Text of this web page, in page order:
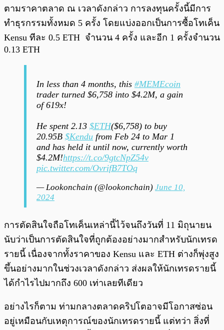
ตามราคาตลาด ณ เวลาดังกล่าว การลงทุนครั้งนี้มีการ
ทำธุรกรรมทั้งหมด 5 ครั้ง โดยแบ่งออกเป็นการซื้อโทเค็น
Kensu ทีละ 0.5 ETH จำนวน 4 ครั้ง และอีก 1 ครั้งจำนวน
0.13 ETH
In less than 4 months, this #MEMEcoin
trader turned $6,758 into $4.2M, a gain
of 619x!
He spent 2.13 $ETH($6,758) to buy
20.95B $Kendu from Feb 24 to Mar 1
and has held it until now, currently worth
$4.2M!https://t.co/9gtcNpZ54v
pic.twitter.com/OvrifB7TOq
— Lookonchain (@lookonchain) June 10,
2024
การตัดสินใจถือโทเค็นเหล่านี้ไว้จนถึงวันที่ 11 มิถุนายน
นับว่าเป็นการตัดสินใจที่ถูกต้องอย่างมากสำหรับนักเทรด
รายนี้ เนื่องจากทั้งราคาของ Kensu และ ETH ต่างก็พุ่งสูง
ขึ้นอย่างมากในช่วงเวลาดังกล่าว ส่งผลให้นักเทรดรายนี้
ได้กำไรไปมากถึง 600 เท่าเลยทีเดียว
อย่างไรก็ตาม ท่ามกลางตลาดคริปโตอาจมีโอกาสซ่อน
อยู่เหมือนกับเหตุการณ์ของนักเทรดรายนี้ แต่ทว่า สิ่งที่